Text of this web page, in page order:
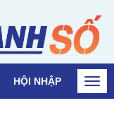
HỘI NHẬP QUỐC